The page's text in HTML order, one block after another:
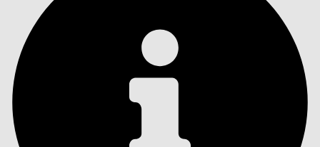
ÍNDICE DE MATERIAS